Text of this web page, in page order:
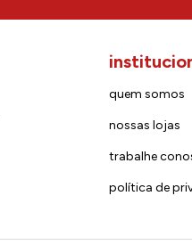
quem somos
nossas lojas
trabalhe
política de